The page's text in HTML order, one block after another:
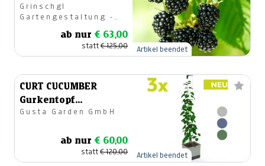
Grinschgl
Gartengestaltung -
ab nur € 63,00
statt€ 125,00 Artikel beendet
CURT CUCUMBER
Gurkentopf
Familienpaket
Gusta Garden GmbH
ab nur € 60,00
statt€ 120,00 Artikel beendet